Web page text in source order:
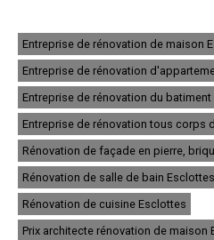
- Entreprise de rénovation
- Entreprise de rénovation
- Entreprise de rénovation
- Entreprise de rénovation
- Entreprise de rénovation
- Entreprise de rénovation
- Entreprise de rénovation
- Entreprise de rénovation
- Entreprise de rénovation
- Entreprise de rénovation
- Entreprise de rénovation
- Entreprise de rénovation
- Entreprise de rénovation
Entreprise de rénovation de maison
Entreprise de rénovation
Entreprise de rénovation du
Entreprise de rénovation tous corps
Rénovation de façade en pierre,
Rénovation de salle de bain Esclottes
Rénovation de cuisine Esclottes
Prix architecte rénovation de maison